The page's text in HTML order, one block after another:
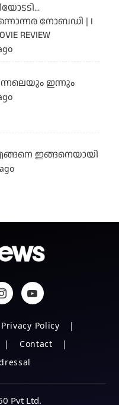
നോബഡി | I
REVIEW
ഇന്നും
ഇങ്ങനെയായി
Privacy Policy
Contact
Pvt Ltd.